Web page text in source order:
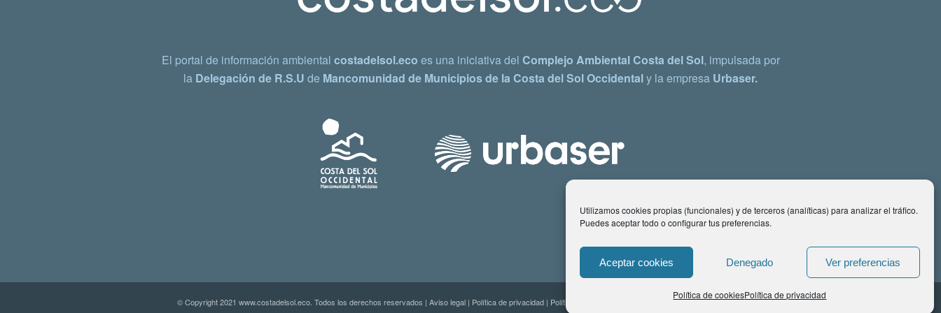
Utilizamos cookies propias (funcionales) y de terceros (analíticas) para analizar el tráfico.
Puedes aceptar todo o configurar tus preferencias.
Aceptar cookies Denegado Ver preferencias
Política de cookiesPolítica de privacidad
El portal de información ambiental costadelsol.eco es una iniciativa del Complejo Ambiental Costa del Sol, impulsada por
la Delegación de R.S.U de Mancomunidad de Municipios de la Costa del Sol Occidentaly la empresa Urbaser.
© Copyright 2021 www.costadelsol.eco. Todos los derechos reservados | Aviso legal| Política de privacidad| Política de Cookies | Contacto: comunicacion@costadelsol.eco